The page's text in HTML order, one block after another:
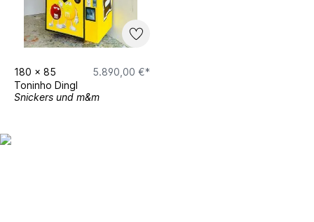
180 x 85
5.890,00 €*
Toninho Dingl
Snickers und m&m